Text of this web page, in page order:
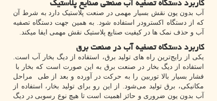
آب بدون یون نقش بسیار مهمی در صنعت پلاستیک دارد به شرط آن
که از دستگاه اکسترودر استفاده شود. به همین جهت دستگاه تصفیه
آب و حذف نمک‌ ها در کیفیت صنایع پلاستیک نقش مهمی ایفا میکند.
کاربرد دستگاه تصفیه آب در صنعت برق
یکی از رایج‌ترین راه های تولید برق، استفاده از دیگ بخار آب است.
استفاده از دیگ بخار در صنعت برق به این صورت است که بخار با
فشار بسیار بالا توربین را به حرکت در آورده و بعد از طی مراحل
مکانیکی، برق تولید می‌شود. از این رو برای تولید بخار، استفاده از
آب بدون یون ضروری و حائز اهمیت است تا هیچ‌ نوع رسوبی در دیگ